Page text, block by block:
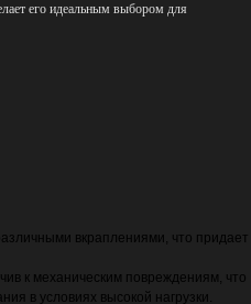
его идеальным выбором для
вкраплениями, что придает
к механическим повреждениям, что
в условиях высокой нагрузки.